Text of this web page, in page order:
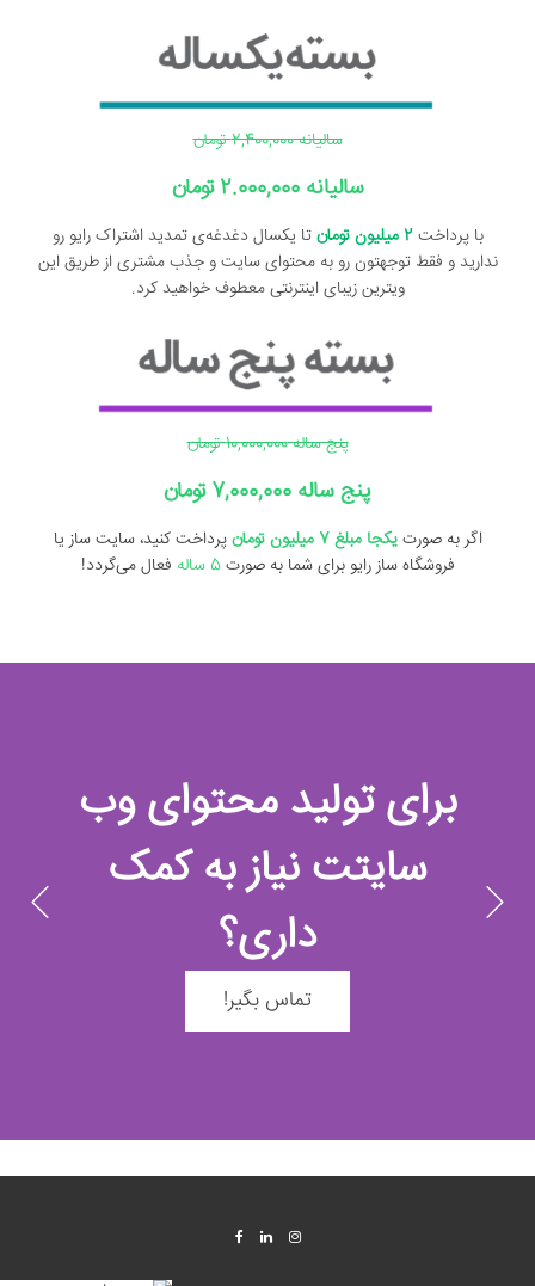
سالیانه 2,400,000 تومان
سالیانه 2.000,000 تومان
با پرداخت2 میلیون تومان
تا یکسال دغدغه‌ی تمدید اشتراک رایو رو
ندارید و فقط توجهتون رو به محتوای سایت و جذب مشتری از طریق این
ویترین زیبای اینترنتی معطوف خواهید کرد.
پنج ساله 10,000,000 تومان
پنج ساله 7,000,000 تومان
اگر به صورتیکجا مبلغ 7 میلیون تومان
پرداخت کنید، سایت ساز یا
فروشگاه ساز رایو برای شما به صورت5 ساله فعال می‌گردد!
برای تولید محتوای وب
سایتت نیاز به کمک
داری؟
تماس بگیر!